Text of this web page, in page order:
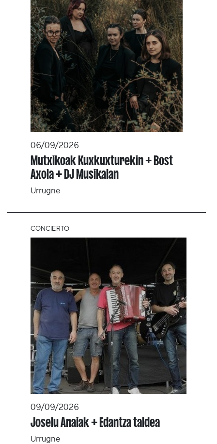
06/09/2026
Mutxikoak Kuxkuxturekin + Bost
Axola + DJ Musikalan
Urrugne
CONCIERTO
09/09/2026
Joselu Anaiak + Edantza taldea
Urrugne